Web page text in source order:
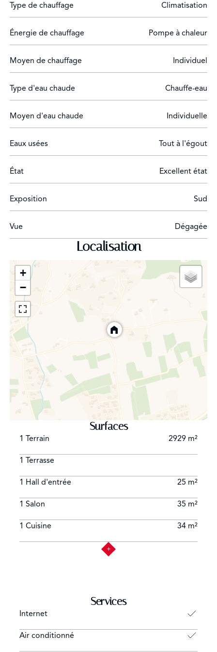
convivialité. Plusieurs terrasses aux expositions variées,
un terrain de pétanque ainsi qu'une grande piscine
chauffée de 10 x 5 mètres permettent de profiter
pour une résidence principale que pour une maison de
Provence.
Type de chauffage Climatisation
Énergie de chauffage Pompe à chaleur
Moyen de chauffage Individuel
Type d'eau chaude Chauffe-eau
Moyen d'eau chaude Individuelle
Eaux usées Tout à l'égout
État Excellent état
Exposition Sud
Vue Dégagée
Localisation
+
−
Surfaces
1 Terrain 2929 m²
1 Terrasse
1 Hall d'entrée 25 m²
1 Salon 35 m²
1 Cuisine 34 m²
Services
Internet
Air conditionné